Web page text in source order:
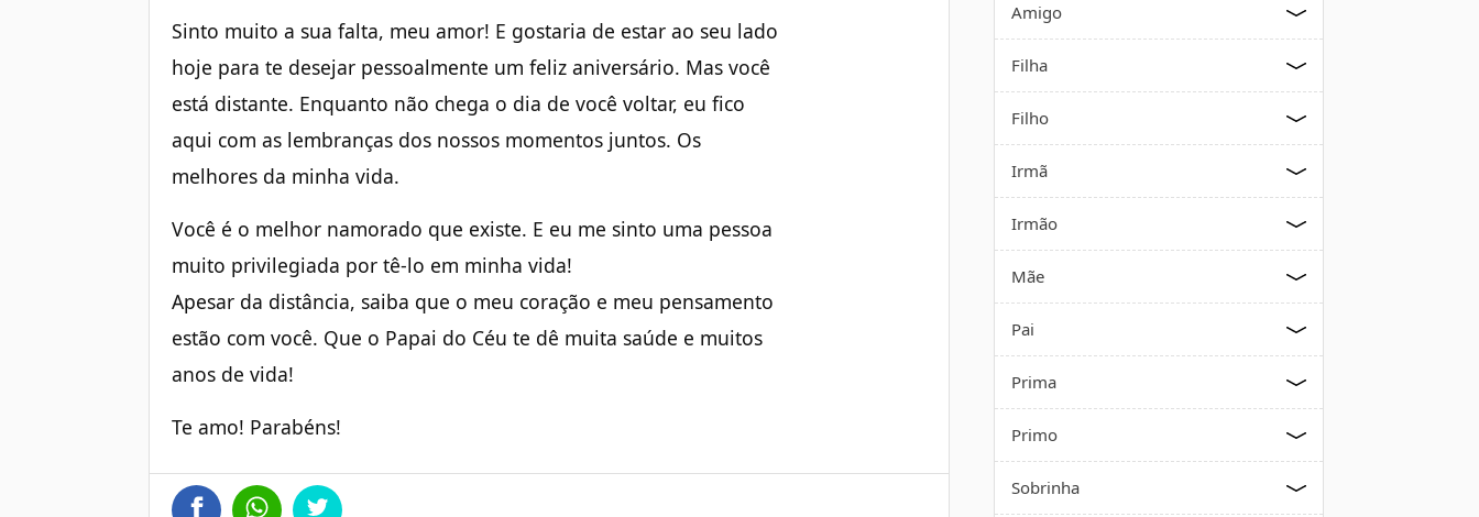
Sinto muito a sua falta, meu amor! E gostaria de estar ao seu lado
hoje para te desejar pessoalmente um feliz aniversário. Mas você
está distante. Enquanto não chega o dia de você voltar, eu fico
aqui com as lembranças dos nossos momentos juntos. Os
melhores da minha vida.
Você é o melhor namorado que existe. E eu me sinto uma pessoa
muito privilegiada por tê-lo em minha vida!
Apesar da distância, saiba que o meu coração e meu pensamento
estão com você. Que o Papai do Céu te dê muita saúde e muitos
anos de vida!
Te amo! Parabéns!
Amigo
Filha
Filho
Irmã
Irmão
Mãe
Pai
Prima
Primo
Sobrinha